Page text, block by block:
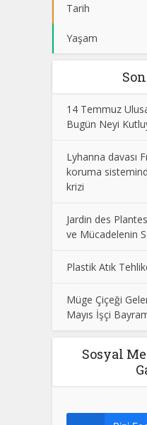
Tarih
Yaşam
14 Temmuz
Bugün Neyi
Lyhanna davası
koruma
krizi
Jardin des
ve Mücadelenin
Plastik Atık
Müge Çiçeği
Mayıs İşçi
Sosyal